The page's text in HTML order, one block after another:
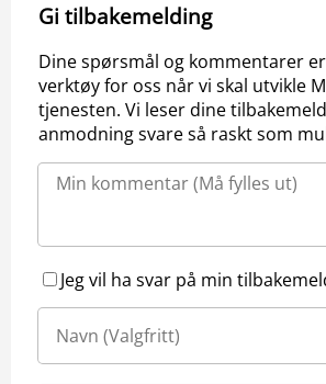
Gi tilbakemelding
Dine spørsmål og kommentarer
verktøy for oss når vi skal utvikle
tjenesten. Vi leser dine
anmodning svare så raskt som
Jeg vil ha svar på min